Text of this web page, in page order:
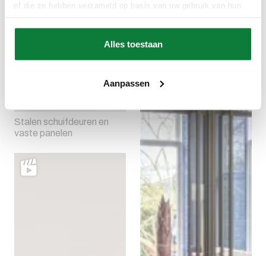
of die ze hebben verzameld op basis van uw gebruik van hun
Alles toestaan
Aanpassen
Stalen schuifdeuren en
vaste panelen